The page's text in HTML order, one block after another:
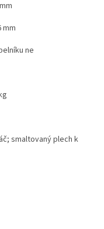
mm
ne
smaltovaný plech k